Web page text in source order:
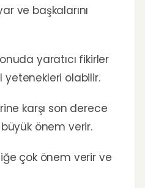
ve başkalarını
yaratıcı fikirler
olabilir.
karşı son derece
büyük önem verir.
çok önem verir ve